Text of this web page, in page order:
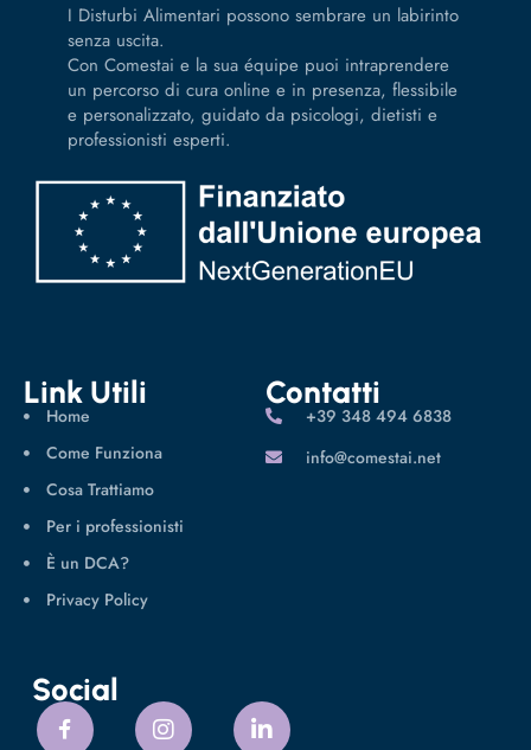
I Disturbi Alimentari possono sembrare un labirinto
senza uscita.
Con Comestai e la sua équipe puoi intraprendere
un percorso di cura online e in presenza, flessibile
e personalizzato, guidato da psicologi, dietisti e
professionisti esperti.
Link Utili
Home
Come Funziona
Cosa Trattiamo
Per i professionisti
È un DCA?
Privacy Policy
Contatti
‪+39 348 494 6838
info@comestai.net
Social